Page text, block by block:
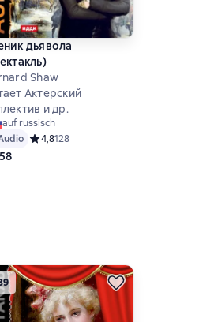
дьявола
Shaw
Актерский
и др.
auf russisch
Средний рейтинг 4,8 на основе 128
4,8128